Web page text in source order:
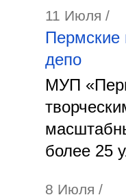
11 Июля /
Пермские
депо
МУП
более 25
8 Июля /